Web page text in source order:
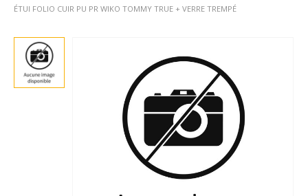
ÉTUI FOLIO CUIR PU PR WIKO TOMMY TRUE + VERRE TREMPÉ